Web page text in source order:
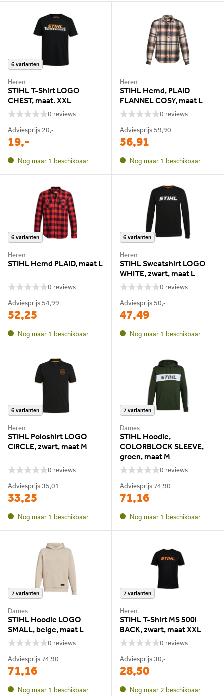
6 varianten
Heren
STIHL T-Shirt LOGO
CHEST, maat. XXL
0 reviews
Adviesprijs 20,-
19,-
Nog maar 1 beschikbaar
Heren
STIHL Hemd, PLAID
FLANNEL COSY, maat L
0 reviews
Adviesprijs 59,90
56,91
Nog maar 1 beschikbaar
6 varianten
Heren
STIHL Hemd PLAID, maat L
0 reviews
Adviesprijs 54,99
52,25
Nog maar 1 beschikbaar
6 varianten
Heren
STIHL Sweatshirt LOGO
WHITE, zwart, maat L
0 reviews
Adviesprijs 50,-
47,49
Nog maar 1 beschikbaar
6 varianten
Heren
STIHL Poloshirt LOGO
CIRCLE, zwart, maat M
0 reviews
Adviesprijs 35,01
33,25
Nog maar 1 beschikbaar
7 varianten
Dames
STIHL Hoodie,
COLORBLOCK SLEEVE,
groen, maat M
0 reviews
Adviesprijs 74,90
71,16
Nog maar 1 beschikbaar
7 varianten
Dames
STIHL Hoodie LOGO
SMALL, beige, maat L
0 reviews
Adviesprijs 74,90
71,16
Nog maar 1 beschikbaar
7 varianten
Heren
STIHL T-Shirt MS 500i
BACK, zwart, maat XXL
0 reviews
Adviesprijs 30,-
28,50
Nog maar 2 beschikbaar